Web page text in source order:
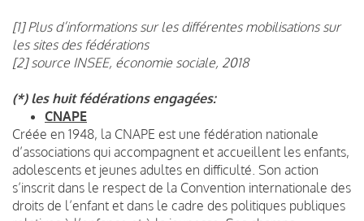
[1] Plus d’informations sur les différentes mobilisations sur
les sites des fédérations
[2] source INSEE, économie sociale, 2018
(*) les huit fédérations engagées:
CNAPE
Créée en 1948, la CNAPE est une fédération nationale
d’associations qui accompagnent et accueillent les enfants,
adolescents et jeunes adultes en difficulté. Son action
s’inscrit dans le respect de la Convention internationale des
droits de l’enfant et dans le cadre des politiques publiques